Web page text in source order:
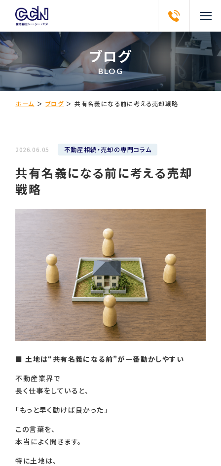
ブログ
BLOG
ホーム ＞ ブログ＞共有名義になる前に考える売却戦略
2026.06.05 不動産相続・売却の専門コラム
共有名義になる前に考える売却
戦略
■ 土地は“共有名義になる前”が一番動かしやすい
不動産業界で
長く仕事をしていると、
「もっと早く動けば良かった」
この言葉を、
本当によく聞きます。
特に土地は、